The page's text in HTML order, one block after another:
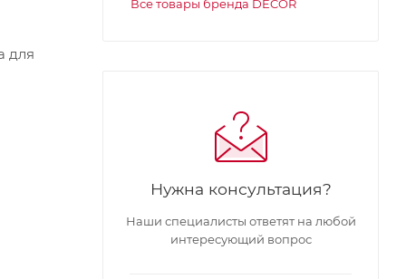
для
Все товары бренда DECOR
Нужна консультация?
Наши специалисты ответят на любой
интересующий вопрос